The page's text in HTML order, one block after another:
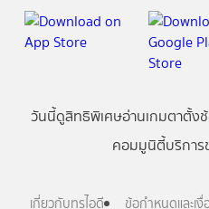
วันนี้ดูสิทธิพิเศษอ่านเกมตาตั้ง
คอมมูนิตี้บริการ
เกี่ยวกับทรูไอดี ข้อกำหนดและเงื่